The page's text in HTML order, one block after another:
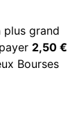
plus grand
2,50 €
Bourses